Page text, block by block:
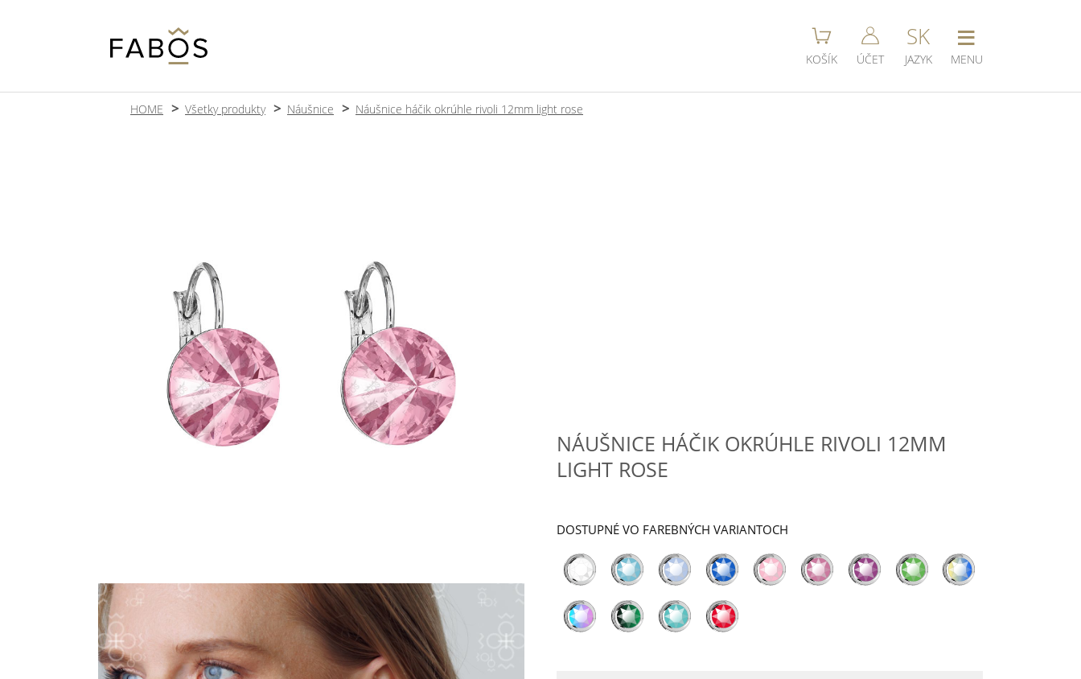
KOŠÍK ÚČET
SK
JAZYK
≡
MENU
HOME Všetky produkty Náušnice Náušnice háčik okrúhle rivoli 12mm light rose
NÁUŠNICE HÁČIK OKRÚHLE RIVOLI 12MM
LIGHT ROSE
DOSTUPNÉ VO FAREBNÝCH VARIANTOCH